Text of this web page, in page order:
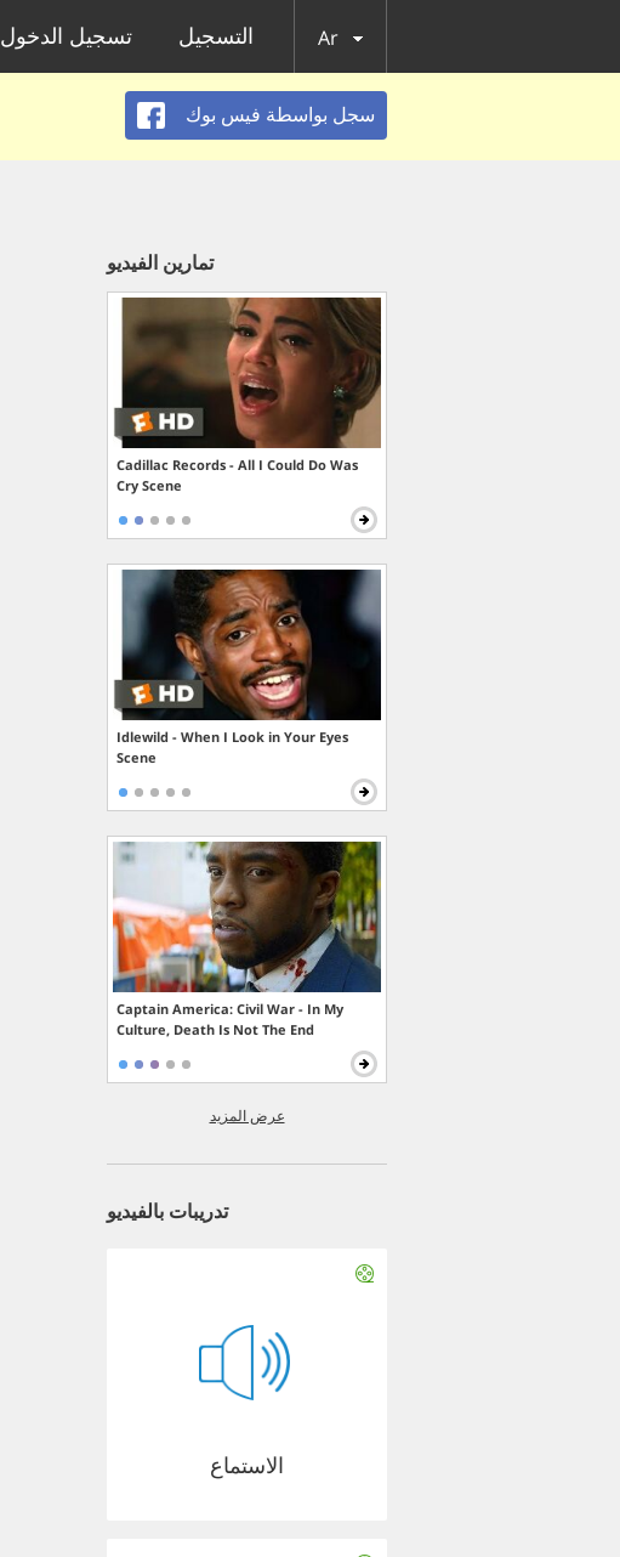
تسجيل الدخول التسجيل Ar
سجل بواسطة فيس بوك
تمارين الفيديو
Cadillac Records - All I Could Do Was
Cry Scene
Idlewild - When I Look in Your Eyes
Scene
Captain America: Civil War - In My
Culture, Death Is Not The End
عرض المزيد
تدريبات بالفيديو
الاستماع